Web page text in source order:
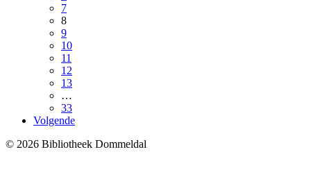
7
8
9
10
11
12
13
…
33
Volgende
© 2026 Bibliotheek Dommeldal